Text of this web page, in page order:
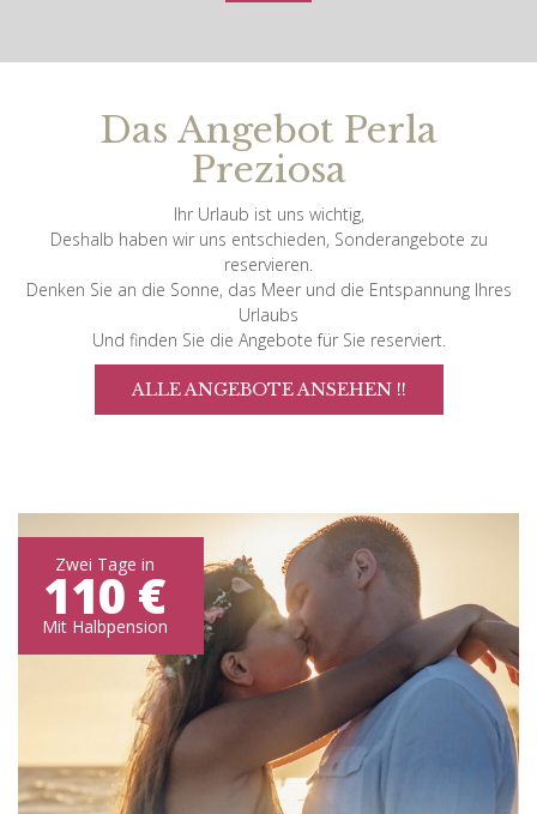
Das Angebot Perla
Preziosa
Ihr Urlaub ist uns wichtig,
Deshalb haben wir uns entschieden, Sonderangebote zu
reservieren.
Denken Sie an die Sonne, das Meer und die Entspannung Ihres
Urlaubs
Und finden Sie die Angebote für Sie reserviert.
ALLE ANGEBOTE ANSEHEN !!
Zwei Tage in
110 €
Mit Halbpension